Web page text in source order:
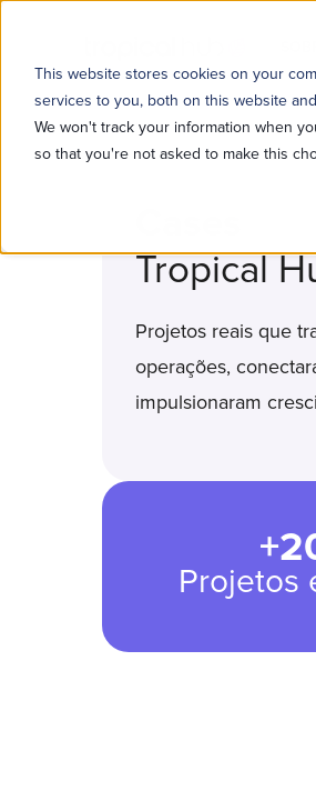
This website stores cookies on your
services to you, both on this website
We won't track your information when
so that you're not asked to make this
Tropical
Projetos reais que
operações,
impulsionaram
Projetos